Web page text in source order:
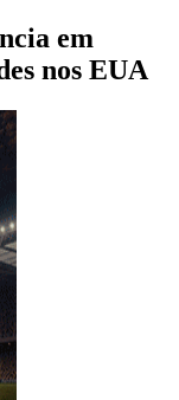
em
nos EUA